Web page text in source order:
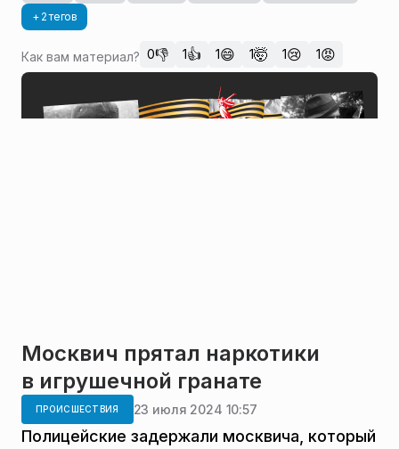
+ 2 тегов
Как вам материал? 0👎 1👍 1😄 1🤯 1😢 1😡
Москвич прятал наркотики
в игрушечной гранате
ПРОИСШЕСТВИЯ 23 июля 2024 10:57
Полицейские задержали москвича, который